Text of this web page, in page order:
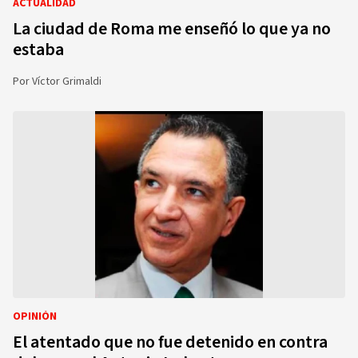
ACTUALIDAD
La ciudad de Roma me enseñó lo que ya no
estaba
PorVíctor Grimaldi
OPINIÓN
El atentado que no fue detenido en contra